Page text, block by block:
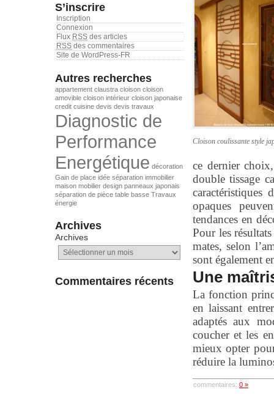
S’inscrire
Inscription
Connexion
Flux RSS des articles
RSS des commentaires
Site de WordPress-FR
Autres recherches
appartement claustra cloison cloison
amovible cloison intérieur cloison japonaise
credit cuisine devis devis travaux
Diagnostic de
Performance
Energétique décoration
Gain de place idée séparation immobilier
maison mobilier design panneaux japonais
séparation de pièce table basse Travaux
énergie
Archives
Archives
Commentaires récents
Cloison coulissante style
ce dernier
double tissage
opaques
tendances en
Pour les
mates, selon
sont également
Une
La fonction
en laissant
adaptés aux
coucher et les
mieux opter
réduire la
commentaires: 0 »